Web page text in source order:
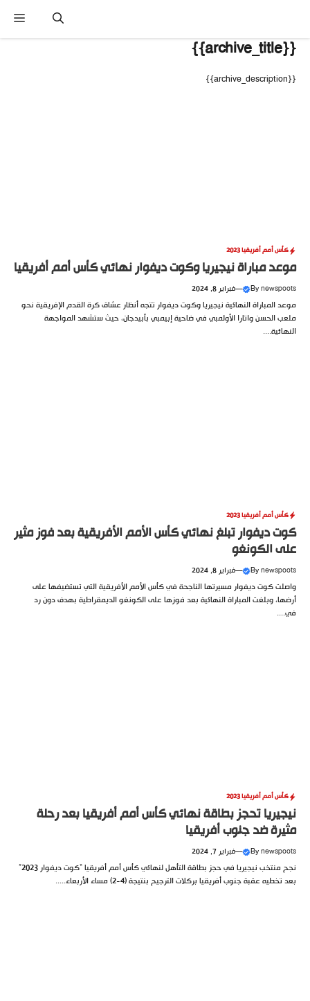
المحتوى
{{archive_title}}
{{archive_description}}
كأس أمم أفريقيا 2023
موعد مباراة نيجيريا وكوت ديفوار نهائي كأس أمم أفريقيا
Bynewspoots
—فبراير 8, 2024
موعد المباراة النهائية نيجيريا وكوت ديفوار تتجه أنظار عشاق كرة القدم الإفريقية نحو
ملعب الحسن واتارا الأولمبي في ضاحية إبيمبي بأبيدجان، حيث ستشهد المواجهة
النهائية....
كأس أمم أفريقيا 2023
كوت ديفوار تبلغ نهائي كأس الأمم الأفريقية بعد فوز مثير
على الكونغو
Bynewspoots
—فبراير 8, 2024
واصلت كوت ديفوار مسيرتها الناجحة في كأس الأمم الأفريقية التي تستضيفها على
أرضها، وبلغت المباراة النهائية بعد فوزها على الكونغو الديمقراطية بهدف دون رد
في....
كأس أمم أفريقيا 2023
نيجيريا تحجز بطاقة نهائي كأس أمم أفريقيا بعد رحلة
مثيرة ضد جنوب أفريقيا
Bynewspoots
—فبراير 7, 2024
نجح منتخب نيجيريا في حجز بطاقة التأهل لنهائي كأس أمم أفريقيا “كوت ديفوار 2023”
بعد تخطيه عقبة جنوب أفريقيا بركلات الترجيح بنتيجة (4-2) مساء الأربعاء.....